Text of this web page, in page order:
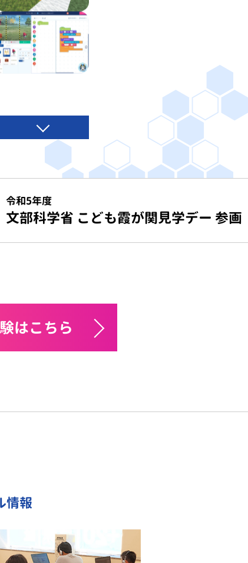
令和5年度
文部科学省 こども霞が関見学デー 参画
はこちら
情報